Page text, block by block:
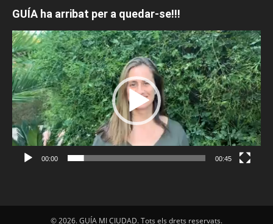
GUÍA ha arribat per a quedar-se!!!
Reproductor
de
vídeo
00:00 00:45
© 2026. GUÍA MI CIUDAD. Tots els drets reservats.